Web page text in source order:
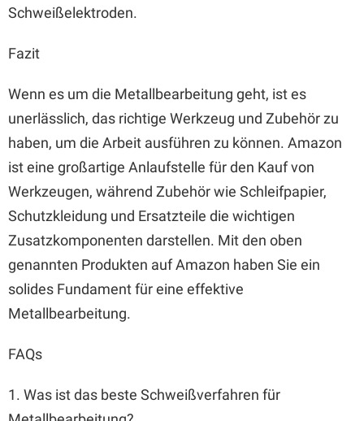
Schweißelektroden.
Fazit
Wenn es um die Metallbearbeitung geht, ist es
unerlässlich, das richtige Werkzeug und Zubehör zu
haben, um die Arbeit ausführen zu können. Amazon
ist eine großartige Anlaufstelle für den Kauf von
Werkzeugen, während Zubehör wie Schleifpapier,
Schutzkleidung und Ersatzteile die wichtigen
Zusatzkomponenten darstellen. Mit den oben
genannten Produkten auf Amazon haben Sie ein
solides Fundament für eine effektive
Metallbearbeitung.
FAQs
1. Was ist das beste Schweißverfahren für